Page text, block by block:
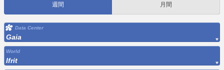
週間 月間
Data Center
Gaia
World
Ifrit